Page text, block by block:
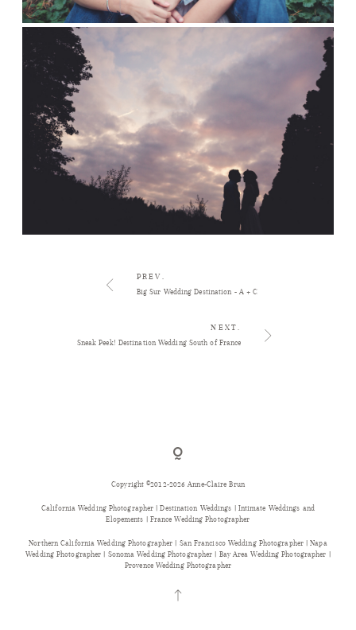
PREV.
Big Sur Wedding Destination - A + C
NEXT.
Sneak Peek! Destination Wedding South of France
Copyright ©2012-2026 Anne-Claire Brun
California Wedding Photographer | Destination Weddings | Intimate Weddings and
Elopements | France Wedding Photographer
Northern California Wedding Photographer | San Francisco Wedding Photographer | Napa
Wedding Photographer | Sonoma Wedding Photographer | Bay Area Wedding Photographer |
Provence Wedding Photographer